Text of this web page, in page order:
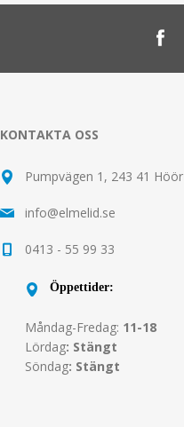
KONTAKTA OSS
Pumpvägen 1, 243 41 Höör
info@elmelid.se
0413 - 55 99 33
Öppettider:
Måndag-Fredag: 11-18
Lördag: Stängt
Söndag: Stängt